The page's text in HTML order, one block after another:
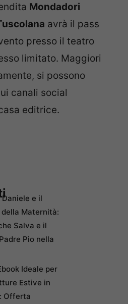
Mondadori
avrà il pass
presso il teatro
limitato. Maggiori
si possono
canali social
editrice.
Daniele e il
Maternità:
Salva e il
Pio nella
Ideale per
Estive in
Offerta